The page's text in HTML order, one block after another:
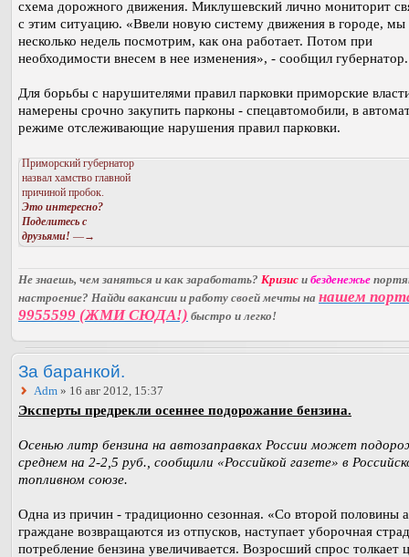
схема дорожного движения. Миклушевский лично мониторит
с этим ситуацию. «Ввели новую систему движения в городе, мы
несколько недель посмотрим, как она работает. Потом при
необходимости внесем в нее изменения», - сообщил губернатор.
Для борьбы с нарушителями правил парковки приморские
намерены срочно закупить парконы - спецавтомобили, в
режиме отслеживающие нарушения правил парковки.
Приморский губернатор
назвал хамство главной
причиной пробок.
Это интересно?
Поделитесь с
друзьями! —→
Не знаешь, чем заняться и как заработать? Кризис и безденежье
настроение? Найди вакансии и работу своей мечты на нашем
9955599 (ЖМИ СЮДА!) быстро и легко!
За баранкой.
Adm » 16 авг 2012, 15:37
Эксперты предрекли осеннее подорожание бензина.
Осенью литр бензина на автозаправках России может
среднем на 2-2,5 руб., сообщили «Российкой газете» в
топливном союзе.
Одна из причин - традиционно сезонная. «Со второй половины
граждане возвращаются из отпусков, наступает уборочная
потребление бензина увеличивается. Возросший спрос толкает